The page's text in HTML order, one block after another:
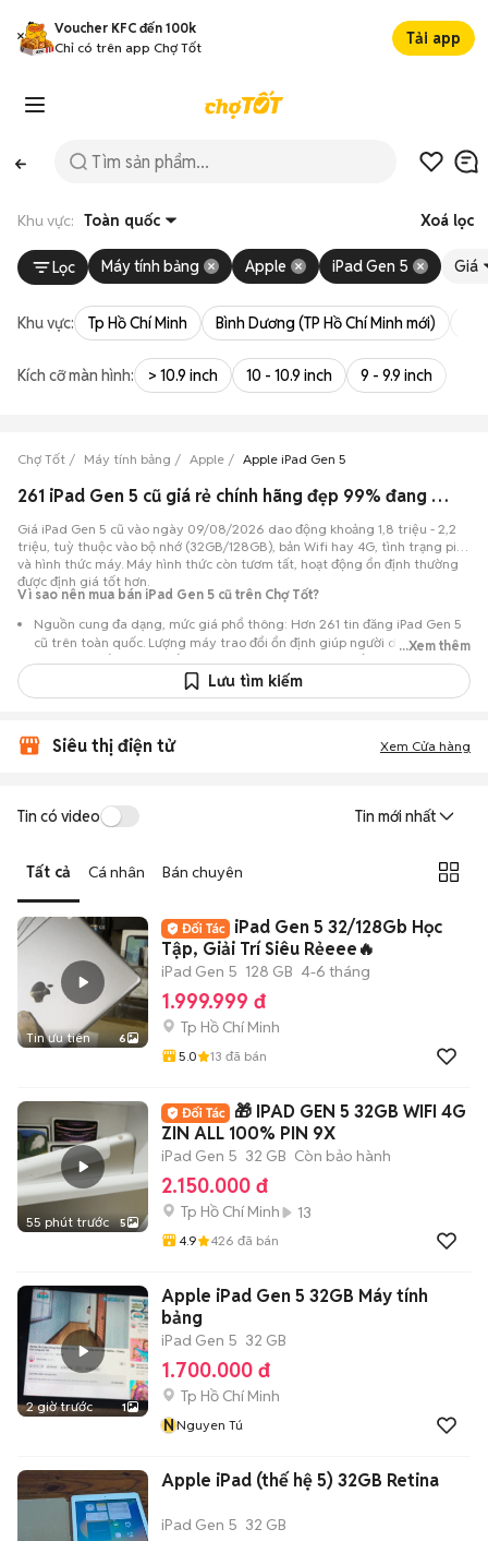
Voucher KFC đến 100k
Chỉ có trên app Chợ Tốt
Tải app
Khu vực: Toàn quốc Xoá lọc
Lọc Máy tính bảng Apple iPad Gen 5 Giá
Khu vực: Tp Hồ Chí Minh Bình Dương (TP Hồ Chí Minh mới)
Kích cỡ màn hình: > 10.9 inch 10 - 10.9 inch 9 - 9.9 inch
Chợ Tốt Máy tính bảng Apple Apple iPad Gen 5
261 iPad Gen 5 cũ giá rẻ chính hãng đẹp 99% đang bán 08/2026
Giá iPad Gen 5 cũ vào ngày 09/08/2026 dao động khoảng 1,8 triệu - 2,2
triệu, tuỳ thuộc vào bộ nhớ (32GB/128GB), bản Wifi hay 4G, tình trạng pin
và hình thức máy. Máy hình thức còn tươm tất, hoạt động ổn định thường
được định giá tốt hơn.
Vì sao nên mua bán iPad Gen 5 cũ trên Chợ Tốt?
Nguồn cung đa dạng, mức giá phổ thông: Hơn 261 tin đăng iPad Gen 5
cũ trên toàn quốc. Lượng máy trao đổi ổn định giúp người dùng dễ
dàng tìm kiếm một chiếc máy tính bảng cho các nhu cầu cơ bản với chi
hoặc xem phim giải trí tại gia đình.
...Xem thêm
Lưu tìm kiếm
Siêu thị điện tử Xem Cửa hàng
Tin có video Tin mới nhất
Tất cả Cá nhân Bán chuyên
Tin ưu tiên 6
iPad Gen 5 32/128Gb Học
Tập, Giải Trí Siêu Rẻeee🔥
iPad Gen 5 128 GB 4-6 tháng
1.999.999 đ
Tp Hồ Chí Minh
5.0 13 đã bán
55 phút trước 5
🎁 IPAD GEN 5 32GB WIFI 4G
ZIN ALL 100% PIN 9X
iPad Gen 5 32 GB Còn bảo hành
2.150.000 đ
Tp Hồ Chí Minh 13
4.9 426 đã bán
2 giờ trước 1
Apple iPad Gen 5 32GB Máy tính
bảng
iPad Gen 5 32 GB
1.700.000 đ
Tp Hồ Chí Minh
NNguyen Tú
Apple iPad (thế hệ 5) 32GB Retina
iPad Gen 5 32 GB